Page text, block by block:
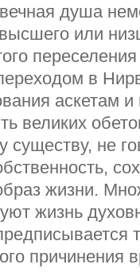
душа
или
в
аскетам
великих
не
жизни.
жизнь
причинения